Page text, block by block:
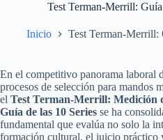
Test Terman-Merrill:
Inicio Test Terman-Merrill:
En el competitivo panorama laboral
procesos de selección para mandos
el Test Terman-Merrill: Medición
Guía de las 10 Series se ha
fundamental que evalúa no solo la
formación cultural, el juicio práctico